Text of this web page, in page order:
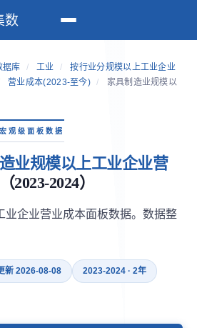
数
据库 / 工业 /
按行业分规模以上工业企业
营业成本(2023-至今) /
家具制造业规模以
级面板数据
业规模以上工业企业营
2023-2024）
业企业营业成本面板数据。数据整
新 2026-08-08 2023-2024 · 2年